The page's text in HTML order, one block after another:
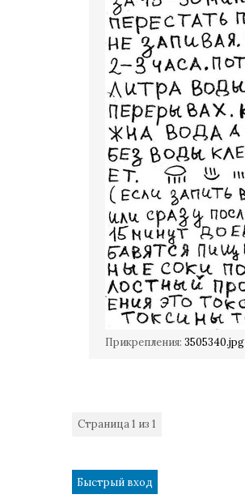
Прикрепления: 3505340.jpg
Страница1 из 1